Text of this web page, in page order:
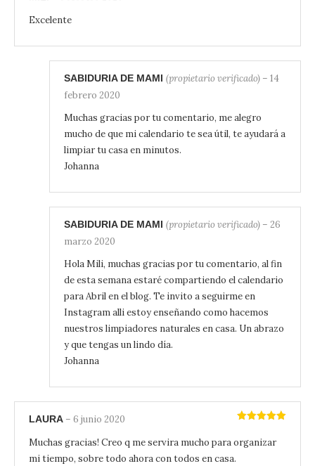
Excelente
SABIDURIA DE MAMI (propietario verificado) – 14
febrero 2020
Muchas gracias por tu comentario, me alegro
mucho de que mi calendario te sea útil, te ayudará a
limpiar tu casa en minutos.
Johanna
SABIDURIA DE MAMI (propietario verificado) – 26
marzo 2020
Hola Mili, muchas gracias por tu comentario, al fin
de esta semana estaré compartiendo el calendario
para Abril en el blog. Te invito a seguirme en
Instagram alli estoy enseñando como hacemos
nuestros limpiadores naturales en casa. Un abrazo
y que tengas un lindo día.
Johanna
con
5de 5
LAURA – 6 junio 2020
Muchas gracias! Creo q me servira mucho para organizar
mi tiempo, sobre todo ahora con todos en casa.